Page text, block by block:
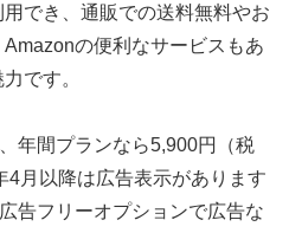
でき、通販での送料無料やお
の便利なサービスもあ
です。
年間プランなら5,900円（税
4月以降は広告表示があります
告フリーオプションで広告な